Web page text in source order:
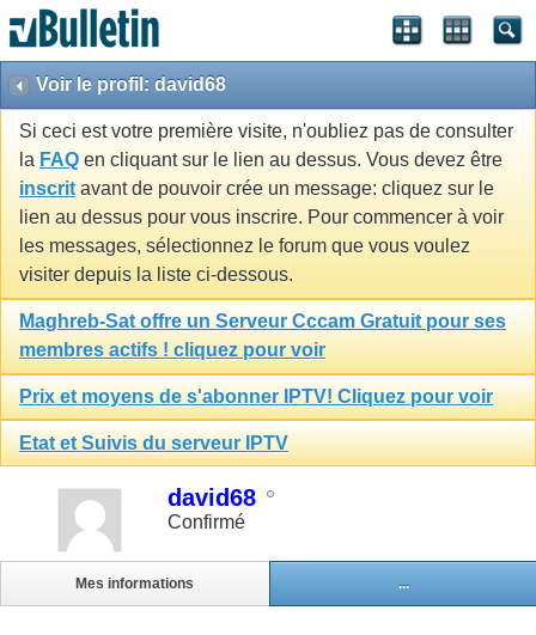
Voir le profil: david68
Si ceci est votre première visite, n'oubliez pas de consulter
la FAQ en cliquant sur le lien au dessus. Vous devez être
inscrit avant de pouvoir crée un message: cliquez sur le
lien au dessus pour vous inscrire. Pour commencer à voir
les messages, sélectionnez le forum que vous voulez
visiter depuis la liste ci-dessous.
Maghreb-Sat offre un Serveur Cccam Gratuit pour ses
membres actifs ! cliquez pour voir
Prix et moyens de s'abonner IPTV! Cliquez pour voir
Etat et Suivis du serveur IPTV
david68
Confirmé
Mes informations ...